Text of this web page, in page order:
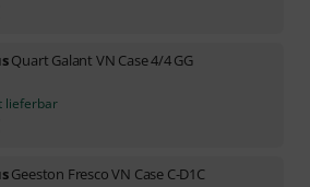
Quart Galant VN Case 4/4 GG
lieferbar
Geeston Fresco VN Case C-D1C